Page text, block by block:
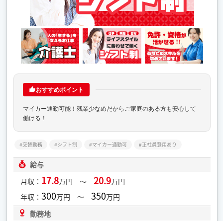
おすすめポイント
マイカー通勤可能！残業少なめだからご家庭のある方も安心して
働ける！
交替勤務 シフト制 マイカー通勤可 正社員登用あり
給与
月収： 17.8万円 ～20.9万円
年収：300万円 ～350万円
勤務地